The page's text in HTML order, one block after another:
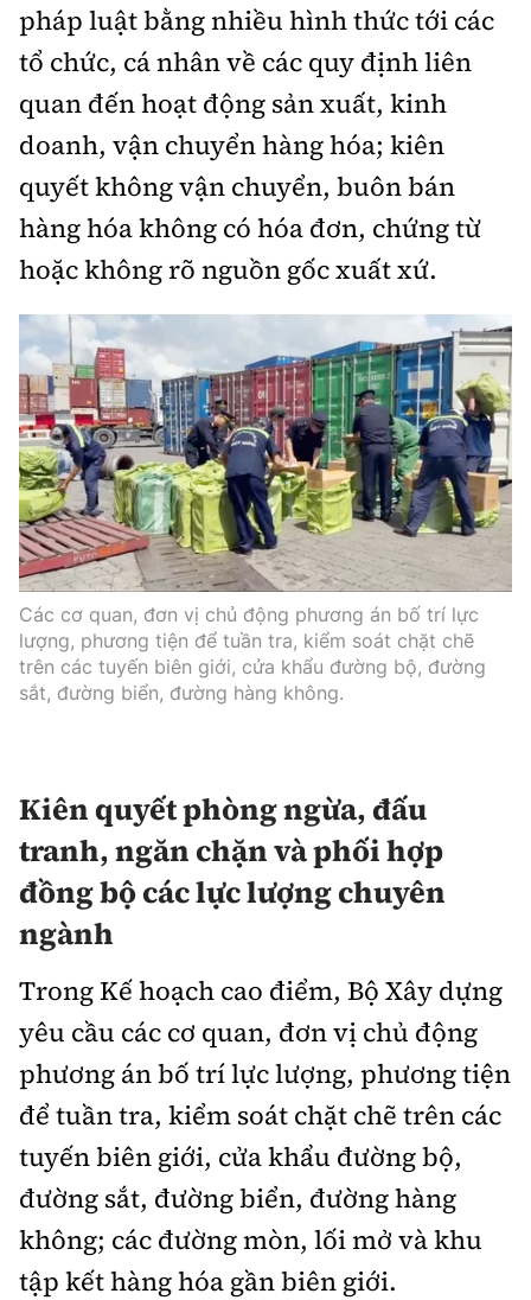
pháp luật bằng nhiều hình thức tới các
tổ chức, cá nhân về các quy định liên
quan đến hoạt động sản xuất, kinh
doanh, vận chuyển hàng hóa; kiên
quyết không vận chuyển, buôn bán
hàng hóa không có hóa đơn, chứng từ
hoặc không rõ nguồn gốc xuất xứ.
Các cơ quan, đơn vị chủ động phương án bố trí lực
lượng, phương tiện để tuần tra, kiểm soát chặt chẽ
trên các tuyến biên giới, cửa khẩu đường bộ, đường
sắt, đường biển, đường hàng không.
Kiên quyết phòng ngừa, đấu
tranh, ngăn chặn và phối hợp
đồng bộ các lực lượng chuyên
ngành
Trong Kế hoạch cao điểm, Bộ Xây dựng
yêu cầu các cơ quan, đơn vị chủ động
phương án bố trí lực lượng, phương tiện
để tuần tra, kiểm soát chặt chẽ trên các
tuyến biên giới, cửa khẩu đường bộ,
đường sắt, đường biển, đường hàng
không; các đường mòn, lối mở và khu
tập kết hàng hóa gần biên giới.